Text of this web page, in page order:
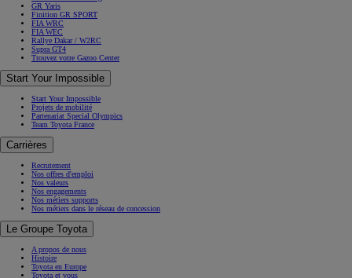
GR Yaris
Finition GR SPORT
FIA WRC
FIA WEC
Rallye Dakar / W2RC
Supra GT4
Trouvez votre Gazoo Center
Start Your Impossible
Start Your Impossible
Projets de mobilité
Partenariat Special Olympics
Team Toyota France
Carrières
Recrutement
Nos offres d'emploi
Nos valeurs
Nos engagements
Nos métiers supports
Nos métiers dans le réseau de concession
Le Groupe Toyota
A propos de nous
Histoire
Toyota en Europe
Toyota et vous